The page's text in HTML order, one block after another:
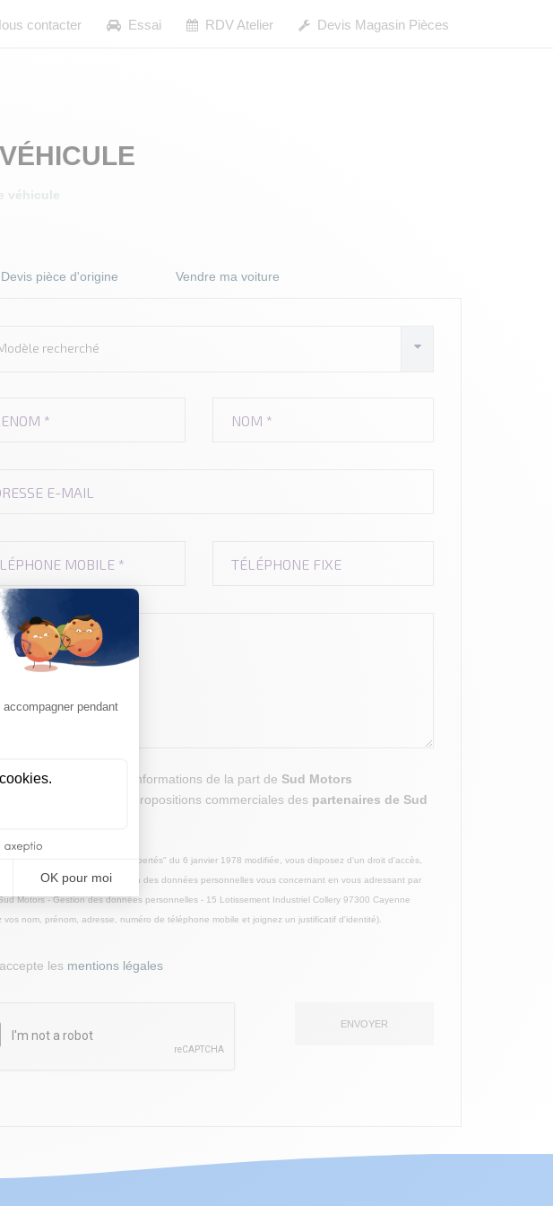
contacter Essai RDV Atelier Devis Magasin Pièces
véhicule
Devis pièce d'origine Vendre ma voiture
recherché
recevoir des informations de la part de Sud Motors
recevoir des propositions commerciales des partenaires de Sud
à la "Loi Informatique et Libertés" du 6 janvier 1978 modifiée, vous disposez d'un droit d'accès,
et d'opposition à l'utilisation des données personnelles vous concernant en vous adressant par
Motors - Gestion des données personnelles - 15 Lotissement Industriel Collery 97300 Cayenne
vos nom, prénom, adresse, numéro de téléphone mobile et joignez un justificatif d'identité).
les mentions légales